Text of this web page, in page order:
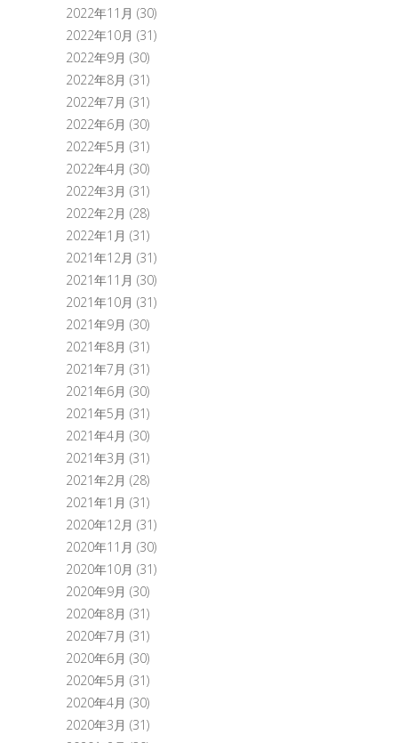
2022年11月 (30)
2022年10月 (31)
2022年9月 (30)
2022年8月 (31)
2022年7月 (31)
2022年6月 (30)
2022年5月 (31)
2022年4月 (30)
2022年3月 (31)
2022年2月 (28)
2022年1月 (31)
2021年12月 (31)
2021年11月 (30)
2021年10月 (31)
2021年9月 (30)
2021年8月 (31)
2021年7月 (31)
2021年6月 (30)
2021年5月 (31)
2021年4月 (30)
2021年3月 (31)
2021年2月 (28)
2021年1月 (31)
2020年12月 (31)
2020年11月 (30)
2020年10月 (31)
2020年9月 (30)
2020年8月 (31)
2020年7月 (31)
2020年6月 (30)
2020年5月 (31)
2020年4月 (30)
2020年3月 (31)